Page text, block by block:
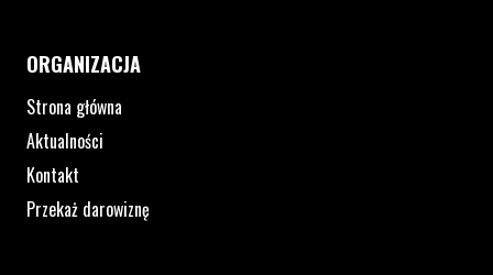
ORGANIZACJA
Strona główna
Aktualności
Kontakt
Przekaż darowiznę